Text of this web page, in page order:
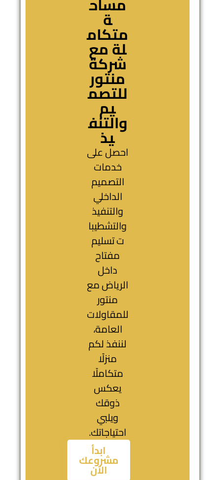
ة
متكام
لة مع
شركة
منتور
للتصم
يم
والتنف
يذ
احصل على
خدمات
التصميم
الداخلي
والتنفيذ
والتشطيبا
ت تسليم
مفتاح
داخل
الرياض مع
منتور
للمقاولات
العامة،
لننفذ لكم
منزلًا
متكاملًا
يعكس
ذوقك
ويلبي
احتياجاتك.
ابدأ
مشروعك
الآن